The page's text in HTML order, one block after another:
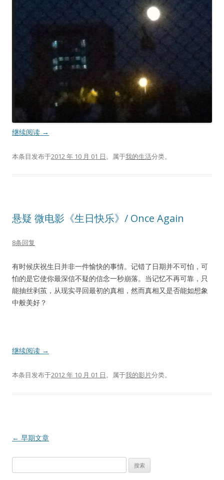
继续阅读 →
本条目发布于2012 年 10 月 01 日。属于我的生活分类。
悬疑 微电影《生日快乐》/ Once Again
8条回复
有时候庆祝生日并非一件愉快的事情。记错了日期并不可怕，可
怕的是它使你最深信不疑的信念一秒崩落。当记忆不再可靠，只
能抽丝剥茧，从现实寻回最初的真相，然而真相又是否能如想象
中般美好？
继续阅读 →
本条目发布于2012 年 10 月 01 日。属于我的影片分类。
文
← 早期文章
索：